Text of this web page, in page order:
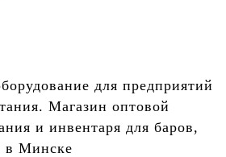
для предприятий
Магазин оптовой
и инвентаря для баров,
в Минске